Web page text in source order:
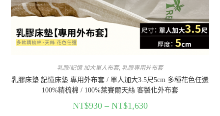
乳膠/記憶 加大單人布套, 乳膠專用外布套
乳膠床墊 記憶床墊 專用外布套 / 單人加大3.5尺5cm 多種花色任選
100%精梳棉 / 100%萊賽爾天絲 客製化外布套
NT$930– NT$1,630